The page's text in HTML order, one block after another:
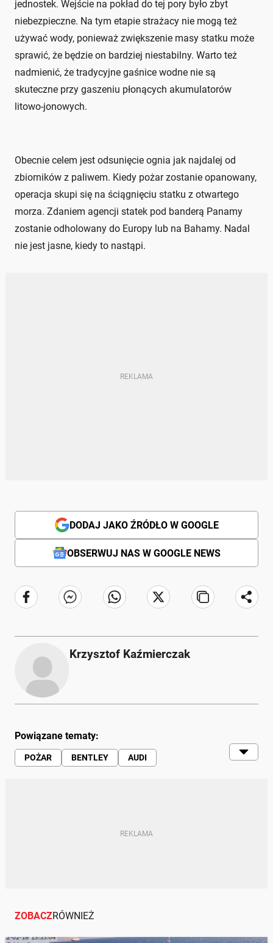
jednostek. Wejście na pokład do tej pory było zbyt
niebezpieczne. Na tym etapie strażacy nie mogą też
używać wody, ponieważ zwiększenie masy statku może
sprawić, że będzie on bardziej niestabilny. Warto też
nadmienić, że tradycyjne gaśnice wodne nie są
skuteczne przy gaszeniu płonących akumulatorów
litowo-jonowych.
Obecnie celem jest odsunięcie ognia jak najdalej od
zbiorników z paliwem. Kiedy pożar zostanie opanowany,
operacja skupi się na ściągnięciu statku z otwartego
morza. Zdaniem agencji statek pod banderą Panamy
zostanie odholowany do Europy lub na Bahamy. Nadal
nie jest jasne, kiedy to nastąpi.
DODAJ JAKO ŹRÓDŁO W GOOGLE
OBSERWUJ NAS W GOOGLE NEWS
Krzysztof Kaźmierczak
Powiązane tematy:
POŻAR BENTLEY
AUDI
ZOBACZRÓWNIEŻ